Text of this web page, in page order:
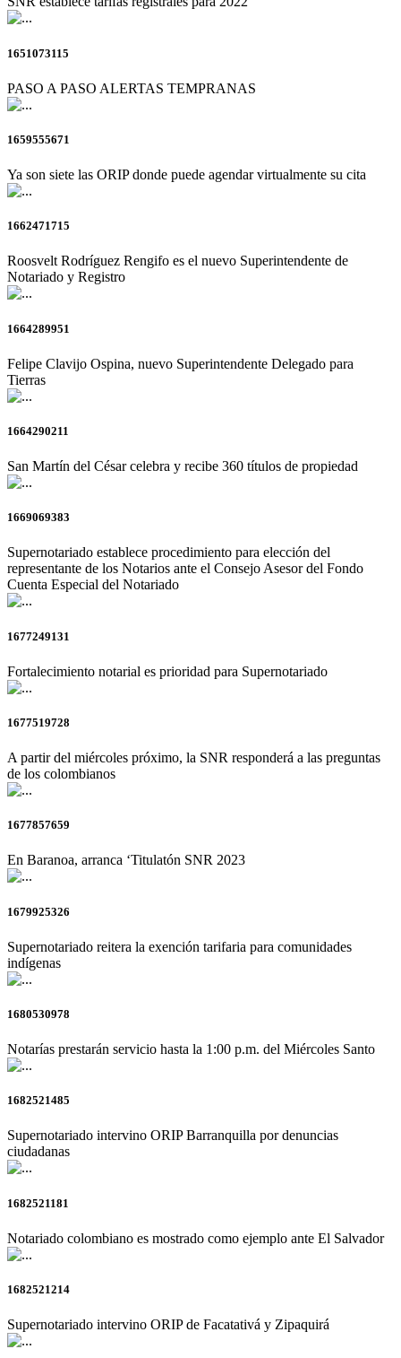
1651073115
PASO A PASO ALERTAS TEMPRANAS
1659555671
Ya son siete las ORIP donde puede agendar virtualmente su cita
1662471715
Roosvelt Rodríguez Rengifo es el nuevo Superintendente de
Notariado y Registro
1664289951
Felipe Clavijo Ospina, nuevo Superintendente Delegado para
Tierras
1664290211
San Martín del César celebra y recibe 360 títulos de propiedad
1669069383
Supernotariado establece procedimiento para elección del
representante de los Notarios ante el Consejo Asesor del Fondo
Cuenta Especial del Notariado
1677249131
Fortalecimiento notarial es prioridad para Supernotariado
1677519728
A partir del miércoles próximo, la SNR responderá a las preguntas
de los colombianos
1677857659
En Baranoa, arranca ‘Titulatón SNR 2023
1679925326
Supernotariado reitera la exención tarifaria para comunidades
indígenas
1680530978
Notarías prestarán servicio hasta la 1:00 p.m. del Miércoles Santo
1682521485
Supernotariado intervino ORIP Barranquilla por denuncias
ciudadanas
1682521181
Notariado colombiano es mostrado como ejemplo ante El Salvador
1682521214
Supernotariado intervino ORIP de Facatativá y Zipaquirá